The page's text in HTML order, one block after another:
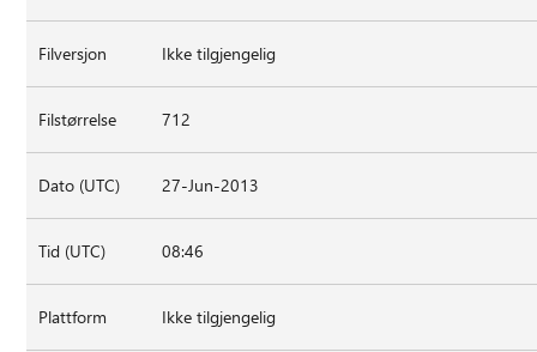
Filversjon Ikke tilgjengelig
Filstørrelse 712
Dato (UTC) 27-Jun-2013
Tid (UTC) 08:46
Plattform Ikke tilgjengelig